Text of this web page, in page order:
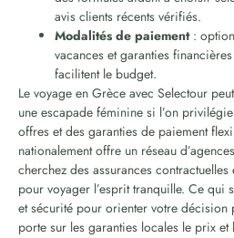
avis clients récents vérifiés.
Modalités de paiement:
vacances et garanties
facilitent le budget.
Le voyage en Grèce avec Selectour
une escapade féminine si l’on
offres et des garanties de paiement
nationalement offre un réseau
cherchez des assurances
pour voyager l’esprit tranquille. Ce qui
et sécurité pour orienter votre décision
porte sur les garanties locales le prix et